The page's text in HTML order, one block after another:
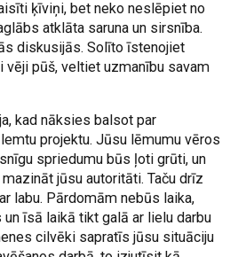
ķīviņi, bet neko neslēpiet no
atklāta saruna un sirsnība.
diskusijās. Solīto īstenojiet
vēji pūš, veltiet uzmanību savam
kad nāksies balsot par
projektu. Jūsu lēmumu vēros
spriedumu būs ļoti grūti, un
jūsu autoritāti. Taču drīz
labu. Pārdomām nebūs laika,
īsā laikā tikt galā ar lielu darbu
cilvēki sapratīs jūsu situāciju